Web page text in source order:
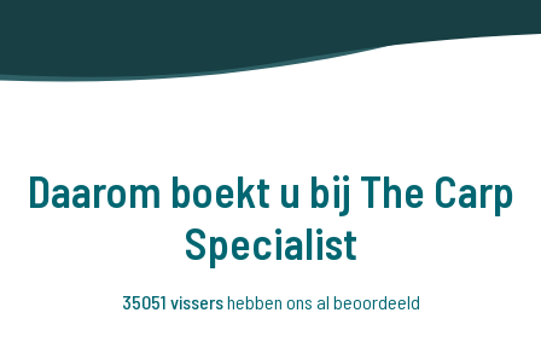
Daarom boekt u bij The Carp
Specialist
35051 vissershebben ons al beoordeeld